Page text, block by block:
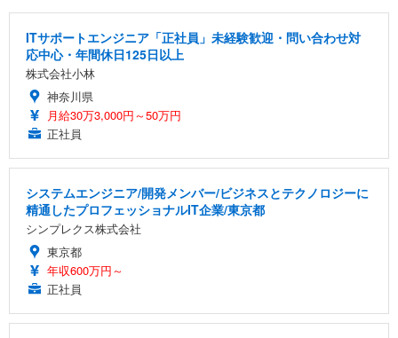
ITサポートエンジニア「正社員」未経験歓迎・問い合わせ対
応中心・年間休日125日以上
株式会社小林
神奈川県
月給30万3,000円～50万円
正社員
システムエンジニア/開発メンバー/ビジネスとテクノロジーに
精通したプロフェッショナルIT企業/東京都
シンプレクス株式会社
東京都
年収600万円～
正社員